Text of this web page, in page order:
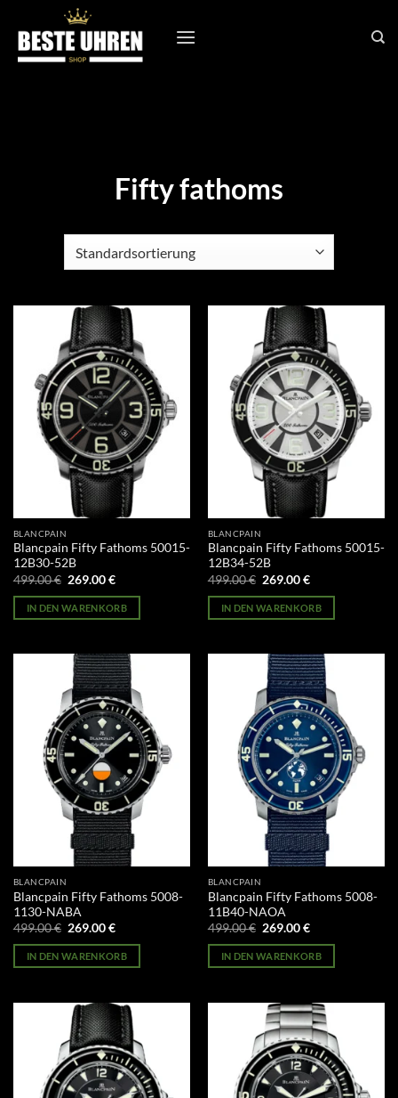
Inhalt
springen
Fifty fathoms
BLANCPAIN
Blancpain Fifty Fathoms 50015-
12B30-52B
499.00€ Ursprünglicher
war:
499.00 €
269.00€Aktueller
ist:
269.00 €.
IN DEN WARENKORB
BLANCPAIN
Blancpain Fifty Fathoms 50015-
12B34-52B
499.00€ Ursprünglicher
war:
499.00 €
269.00€Aktueller
ist:
269.00 €.
IN DEN WARENKORB
BLANCPAIN
Blancpain Fifty Fathoms 5008-
1130-NABA
499.00€ Ursprünglicher
war:
499.00 €
269.00€Aktueller
ist:
269.00 €.
IN DEN WARENKORB
BLANCPAIN
Blancpain Fifty Fathoms 5008-
11B40-NAOA
499.00€ Ursprünglicher
war:
499.00 €
269.00€Aktueller
ist:
269.00 €.
IN DEN WARENKORB